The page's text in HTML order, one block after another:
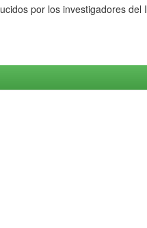
por los investigadores del